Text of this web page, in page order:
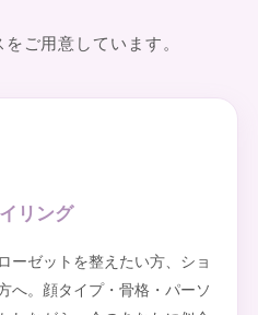
ご用意しています。
リング
ーゼットを整えたい方、ショ
へ。顔タイプ・骨格・パーソ